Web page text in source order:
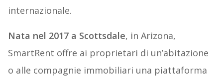
internazionale.
Nata nel 2017 a Scottsdale, in Arizona,
SmartRent offre ai proprietari di un’abitazione
o alle compagnie immobiliari una piattaforma